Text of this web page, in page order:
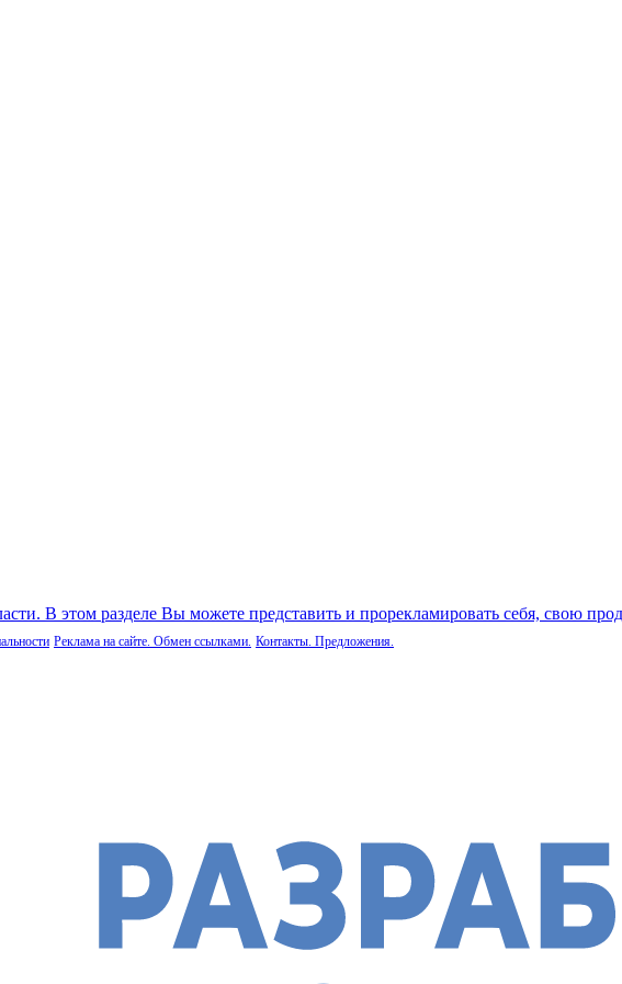
В этом разделе Вы можете представить и прорекламировать себя, свою
Реклама на сайте. Обмен ссылками. Контакты. Предложения.